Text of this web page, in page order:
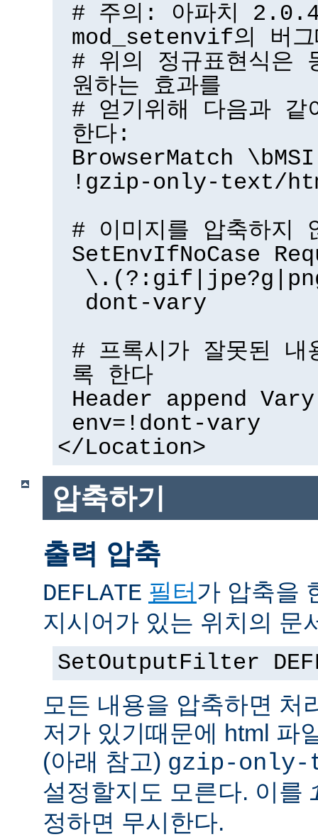
# 주의: 아파치
mod_setenvif의 버그
# 위의 정규표현식은
원하는 효과를
# 얻기위해 다음과 같
한다:
BrowserMatch
!gzip-only-text/
# 이미지를 압축하지
SetEnvIfNoCase
dont-vary
# 프록시가 잘못된 내
록 한다
Header append
env=!dont-vary
</Location>
압축하기
출력 압축
DEFLATE 필터 가 압축을
지시어가 있는 위치의 문
SetOutputFilter
모든 내용을 압축하면 처
저가 있기때문에 html 파
(아래 참고) gzip-
설정할지도 모른다. 이를
정하면 무시한다.